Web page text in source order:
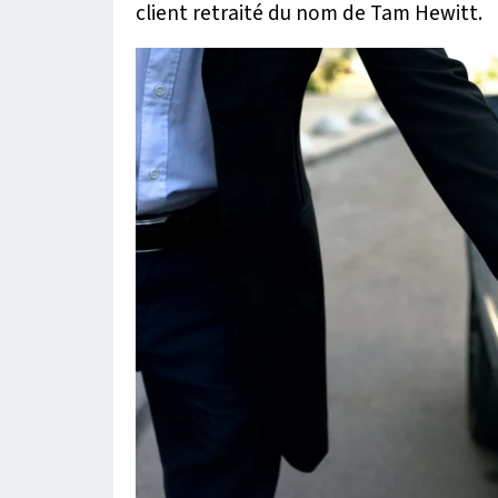
client retraité du nom de Tam Hewitt.